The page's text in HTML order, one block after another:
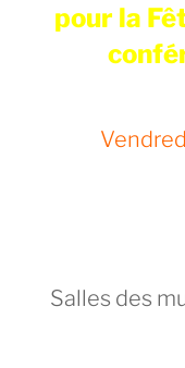
pour la
Salles des